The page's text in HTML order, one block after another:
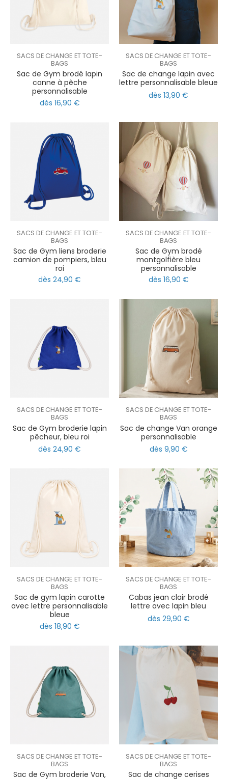
SACS DE CHANGE ET TOTE-
BAGS
Sac de Gym brodé lapin
canne à pêche
personnalisable
dès 16,90 €
SACS DE CHANGE ET TOTE-
BAGS
Sac de change lapin avec
lettre personnalisable bleue
dès 13,90 €
SACS DE CHANGE ET TOTE-
BAGS
Sac de Gym liens broderie
camion de pompiers, bleu
roi
dès 24,90 €
SACS DE CHANGE ET TOTE-
BAGS
Sac de Gym brodé
montgolfière bleu
personnalisable
dès 16,90 €
SACS DE CHANGE ET TOTE-
BAGS
Sac de Gym broderie lapin
pêcheur, bleu roi
dès 24,90 €
SACS DE CHANGE ET TOTE-
BAGS
Sac de change Van orange
personnalisable
dès 9,90 €
SACS DE CHANGE ET TOTE-
BAGS
Sac de gym lapin carotte
avec lettre personnalisable
bleue
dès 18,90 €
SACS DE CHANGE ET TOTE-
BAGS
Cabas jean clair brodé
lettre avec lapin bleu
dès 29,90 €
SACS DE CHANGE ET TOTE-
BAGS
Sac de Gym broderie Van,
SACS DE CHANGE ET TOTE-
BAGS
Sac de change cerises